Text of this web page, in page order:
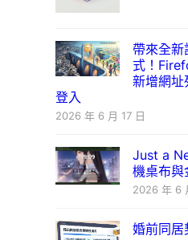
帶來全
式！
新增網址
登入
2026 年 6 月 17 日
Just a
機桌布與
2026 年 6
婚前同居